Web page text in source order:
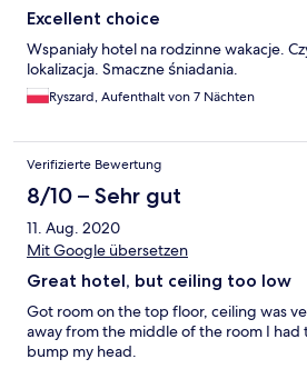
Excellent choice
Wspaniały hotel na rodzinne wakacje.
lokalizacja. Smaczne śniadania.
Ryszard, Aufenthalt von 7 Nächten
Verifizierte Bewertung
8/10 – Sehr gut
11. Aug. 2020
Mit Google übersetzen
Great hotel, but ceiling too low
Got room on the top floor, ceiling was
away from the middle of the room I
bump my head.